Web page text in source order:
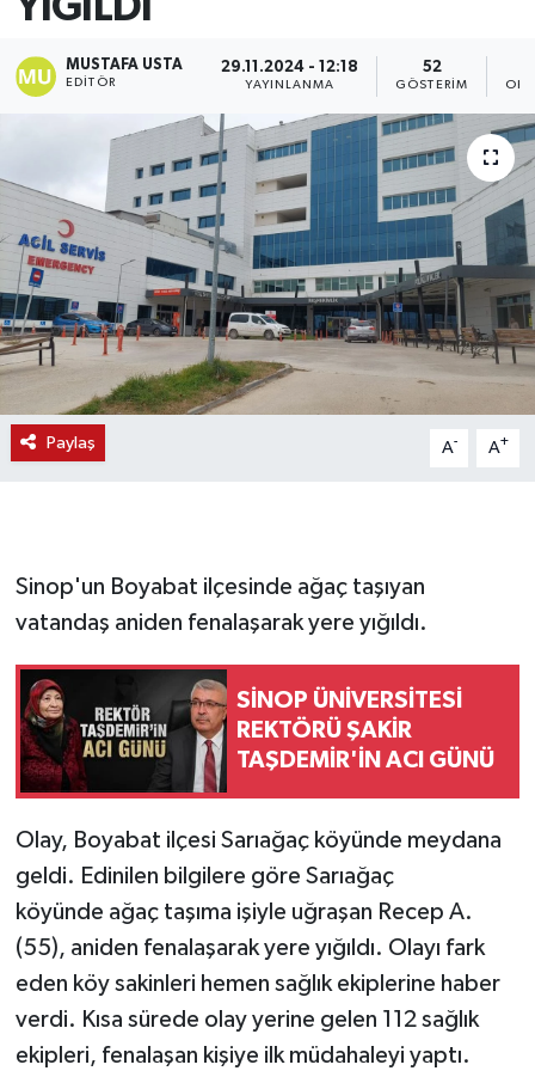
MUSTAFA USTA
EDITÖR
29.11.2024 - 12:18
YAYINLANMA
52
GÖSTERIM
Paylaş A- A+
Sinop'un Boyabat ilçesinde ağaç taşıyan
vatandaş aniden fenalaşarak yere yığıldı.
SİNOP ÜNİVERSİTESİ
REKTÖRÜ ŞAKİR
TAŞDEMİR'İN ACI GÜNÜ
Olay, Boyabat ilçesi Sarıağaç köyünde meydana
geldi. Edinilen bilgilere göre Sarıağaç
köyünde ağaç taşıma işiyle uğraşan Recep A.
(55), aniden fenalaşarak yere yığıldı. Olayı fark
eden köy sakinleri hemen sağlık ekiplerine haber
verdi. Kısa sürede olay yerine gelen 112 sağlık
ekipleri, fenalaşan kişiye ilk müdahaleyi yaptı.